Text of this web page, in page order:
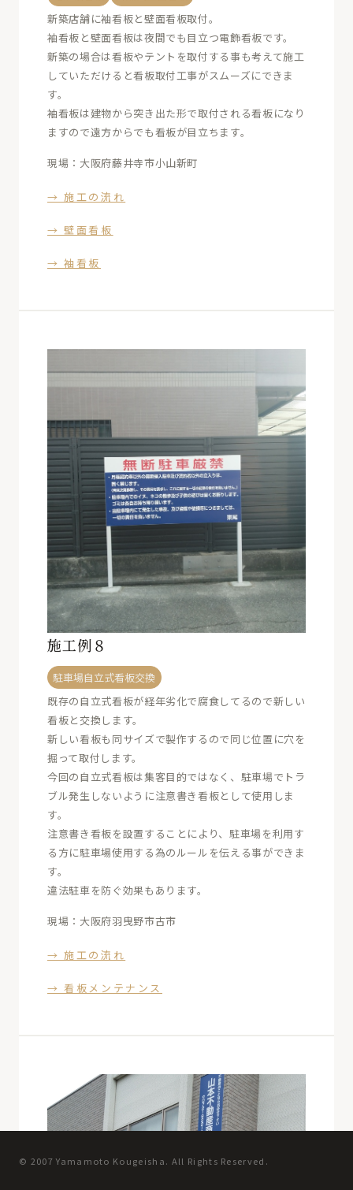
新築店舗に袖看板と壁面看板取付。
袖看板と壁面看板は夜間でも目立つ電飾看板です。
新築の場合は看板やテントを取付する事も考えて施工
していただけると看板取付工事がスムーズにできま
す。
袖看板は建物から突き出た形で取付される看板になり
ますので遠方からでも看板が目立ちます。
現場：大阪府藤井寺市小山新町
→ 施工の流れ
→ 壁面看板
→ 袖看板
施工例８
駐車場自立式看板交換
既存の自立式看板が経年劣化で腐食してるので新しい
看板と交換します。
新しい看板も同サイズで製作するので同じ位置に穴を
掘って取付します。
今回の自立式看板は集客目的ではなく、駐車場でトラ
ブル発生しないように注意書き看板として使用しま
す。
注意書き看板を設置することにより、駐車場を利用す
る方に駐車場使用する為のルールを伝える事ができま
す。
違法駐車を防ぐ効果もあります。
現場：大阪府羽曳野市古市
→ 施工の流れ
→ 看板メンテナンス
© 2007 Yamamoto Kougeisha. All Rights Reserved.